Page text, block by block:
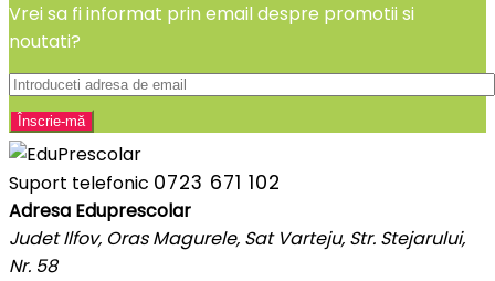
Vrei sa fi informat prin email despre promotii si
noutati?
Suport telefonic 0723 671 102
Adresa Eduprescolar
Judet Ilfov, Oras Magurele, Sat Varteju, Str. Stejarului,
Nr. 58